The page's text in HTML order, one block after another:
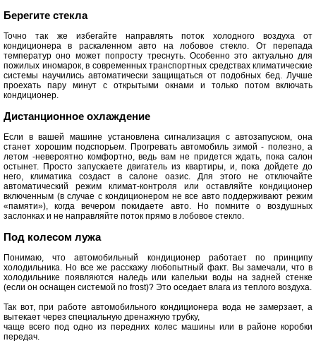
Берегите стекла
Точно так же избегайте направлять поток холодного воздуха от
кондиционера в раскаленном авто на лобовое стекло. От перепада
температур оно может попросту треснуть. Особенно это актуально для
пожилых иномарок, в современных транспортных средствах климатические
системы научились автоматически защищаться от подобных бед. Лучше
проехать пару минут с открытыми окнами и только потом включать
кондиционер.
Дистанционное охлаждение
Если в вашей машине установлена сигнализация с автозапуском, она
станет хорошим подспорьем. Прогревать автомобиль зимой - полезно, а
летом -невероятно комфортно, ведь вам не придется ждать, пока салон
остынет. Просто запускаете двигатель из квартиры, и, пока дойдете до
него, климатика создаст в салоне оазис. Для этого не отключайте
автоматический режим климат-контроля или оставляйте кондиционер
включенным (в случае с кондиционером не все авто поддерживают режим
«памяти»), когда вечером покидаете авто. Но помните о воздушных
заслонках и не направляйте поток прямо в лобовое стекло.
Под колесом лужа
Понимаю, что автомобильный кондиционер работает по принципу
холодильника. Но все же расскажу любопытный факт. Вы замечали, что в
холодильнике появляются наледь или капельки воды на задней стенке
(если он оснащен системой no frost)? Это оседает влага из теплого воздуха.
Так вот, при работе автомобильного кондиционера вода не замерзает, а
вытекает через специальную дренажную трубку,
чаще всего под одно из передних колес машины или в районе коробки
передач.